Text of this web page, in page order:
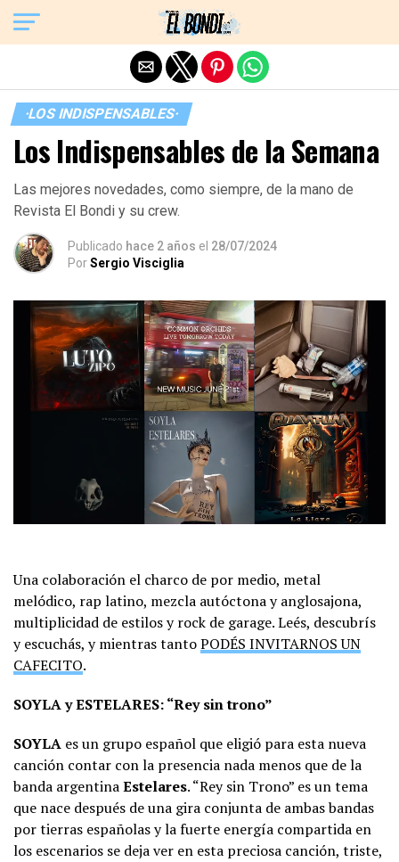
·LOS INDISPENSABLES·
Los Indispensables de la Semana
Las mejores novedades, como siempre, de la mano de
Revista El Bondi y su crew.
Publicado hace 2 años el 28/07/2024
PorSergio Visciglia
Una colaboración el charco de por medio, metal
melódico, rap latino, mezcla autóctona y anglosajona,
multiplicidad de estilos y rock de garage. Leés, descubrís
y escuchás, y mientras tantoPODÉS INVITARNOS UN
CAFECITO.
SOYLA y ESTELARES: “Rey sin trono”
SOYLA es un grupo español que eligió para esta nueva
canción contar con la presencia nada menos que de la
banda argentinaEstelares. “Rey sin Trono” es un tema
que nace después de una gira conjunta de ambas bandas
por tierras españolas y la fuerte energía compartida en
los escenarios se deja ver en esta preciosa canción, triste,
Exit mobile version